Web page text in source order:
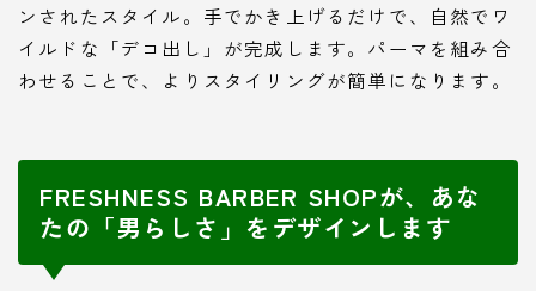
ンされたスタイル。手でかき上げるだけで、自然でワ
イルドな「デコ出し」が完成します。パーマを組み合
わせることで、よりスタイリングが簡単になります。
FRESHNESS BARBER SHOPが、あな
たの「男らしさ」をデザインします